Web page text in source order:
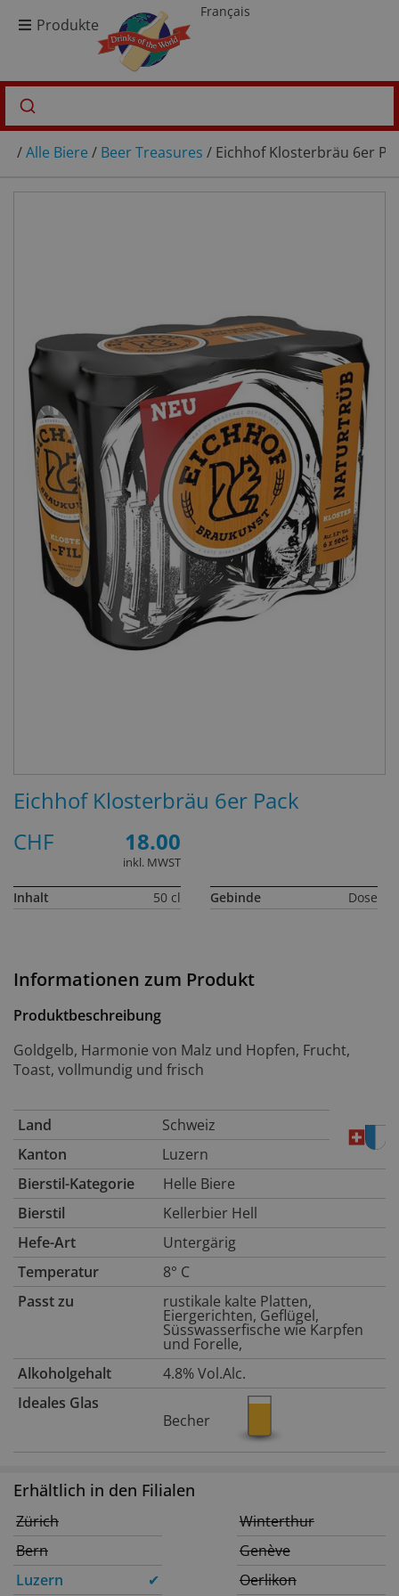
Produkte
Français
/Alle Biere / Beer Treasures / Eichhof Klosterbräu 6er
Informationen zum Produkt
Produktbeschreibung
Goldgelb, Harmonie von Malz und Hopfen, Frucht,
Toast, vollmundig und frisch
Land
Schweiz
Kanton
Luzern
Bierstil-Kategorie
Helle Biere
Bierstil
Kellerbier Hell
Hefe-Art
Untergärig
Temperatur
8° C
Passt zu
rustikale kalte Platten,
Eiergerichten, Geflügel,
Süsswasserfische wie Karpfen
und Forelle,
Alkoholgehalt
4.8% Vol.Alc.
Ideales Glas
Becher
Eichhof Klosterbräu 6er Pack
CHF
18.00
inkl. MWST
Inhalt 50 cl Gebinde Dose
Erhältlich in den Filialen
Zürich
Bern
Luzern
✔
Winterthur
Genève
Oerlikon